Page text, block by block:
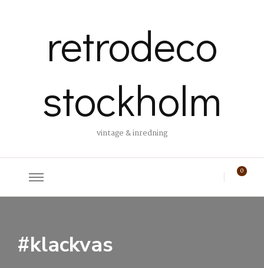
retrodeco
stockholm
vintage & inredning
0
#klackvas